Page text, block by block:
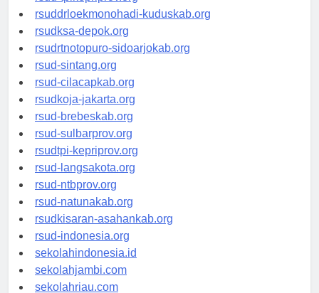
rsud-tpikepriprov.org
rsuddrloekmonohadi-kuduskab.org
rsudksa-depok.org
rsudrtnotopuro-sidoarjokab.org
rsud-sintang.org
rsud-cilacapkab.org
rsudkoja-jakarta.org
rsud-brebeskab.org
rsud-sulbarprov.org
rsudtpi-kepriprov.org
rsud-langsakota.org
rsud-ntbprov.org
rsud-natunakab.org
rsudkisaran-asahankab.org
rsud-indonesia.org
sekolahindonesia.id
sekolahjambi.com